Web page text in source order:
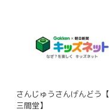
さんじゅうさんげんどう
三間堂】